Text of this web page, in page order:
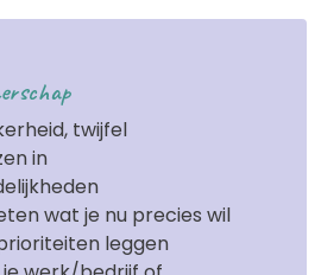
twijfel
in
wat je nu precies wil
leggen